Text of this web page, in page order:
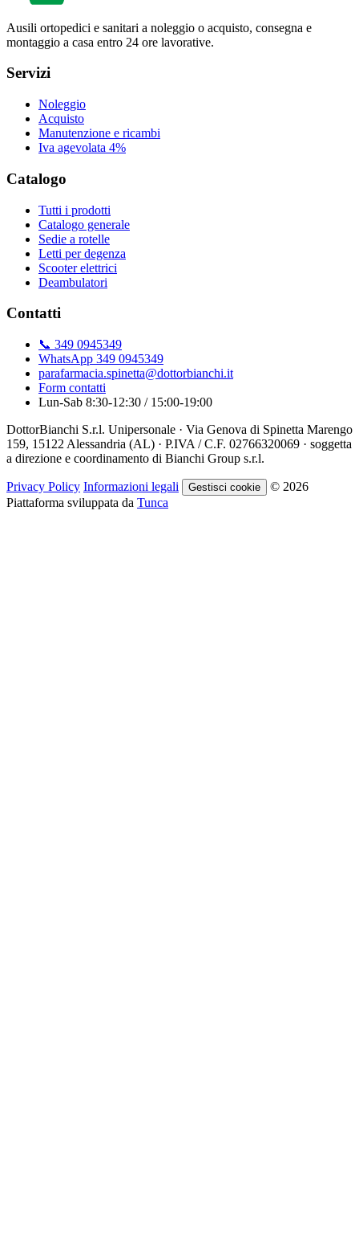
Ausili ortopedici e sanitari a noleggio o acquisto, consegna e
montaggio a casa entro 24 ore lavorative.
Servizi
Noleggio
Acquisto
Manutenzione e ricambi
Iva agevolata 4%
Catalogo
Tutti i prodotti
Catalogo generale
Sedie a rotelle
Letti per degenza
Scooter elettrici
Deambulatori
Contatti
📞 349 0945349
WhatsApp 349 0945349
parafarmacia.spinetta@dottorbianchi.it
Form contatti
Lun-Sab 8:30-12:30 / 15:00-19:00
DottorBianchi S.r.l. Unipersonale · Via Genova di Spinetta Marengo
159, 15122 Alessandria (AL) · P.IVA / C.F. 02766320069 · soggetta
a direzione e coordinamento di Bianchi Group s.r.l.
Privacy Policy Informazioni legali Gestisci cookie
© 2026
Piattaforma sviluppata da Tunca